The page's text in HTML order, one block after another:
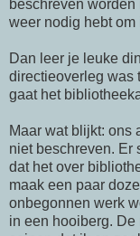
beschreven
weer nodig hebt om
Dan leer je leuke
directieoverleg was
gaat het
Maar wat blijkt: ons
niet beschreven. Er
dat het over
maak een paar
onbegonnen werk
in een hooiberg.